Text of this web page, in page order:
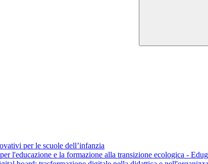
per le scuole dell’infanzia
l'educazione e la formazione alla transizione ecologica -